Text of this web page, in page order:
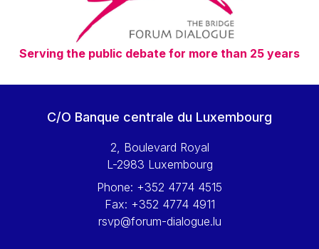
Serving the public debate for more than 25 years
C/O Banque centrale du Luxembourg
2, Boulevard Royal
L-2983 Luxembourg
Phone: +352 4774 4515
Fax: +352 4774 4911
rsvp@forum-dialogue.lu